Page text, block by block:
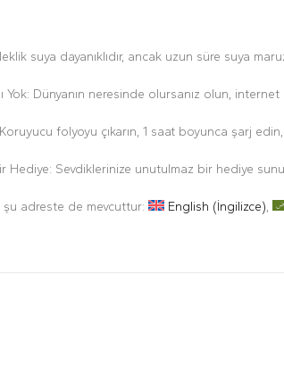
suya dayanıklıdır, ancak uzun süre suya
Yok: Dünyanın neresinde olursanız olun,
Koruyucu folyoyu çıkarın, 1 saat boyunca şarj
Hediye: Sevdiklerinize unutulmaz bir hediye
şu adreste de mevcuttur: English (İngilizce)